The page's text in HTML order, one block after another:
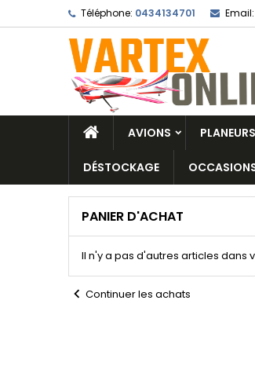
Téléphone: 0434134701 Email:
AVIONS PLANEURS
DÉSTOCKAGE
PANIER D'ACHAT
Il n'y a pas d'autres articles dans
chevron_left Continuer les achats